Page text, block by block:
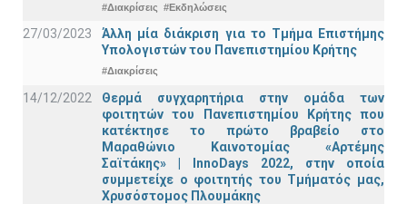
#Διακρίσεις #Εκδηλώσεις
27/03/2023
Άλλη μία διάκριση για το Τμήμα Επιστήμης
Υπολογιστών του Πανεπιστημίου Κρήτης
#Διακρίσεις
14/12/2022
Θερμά συγχαρητήρια στην ομάδα των
φοιτητών του Πανεπιστημίου Κρήτης που
κατέκτησε το πρώτο βραβείο στο
Μαραθώνιο Καινοτομίας «Αρτέμης
Σαϊτάκης» | InnoDays 2022, στην οποία
συμμετείχε ο φοιτητής του Τμήματός μας,
Χρυσόστομος Πλουμάκης